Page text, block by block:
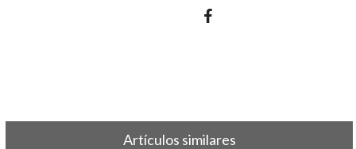
Artículos similares